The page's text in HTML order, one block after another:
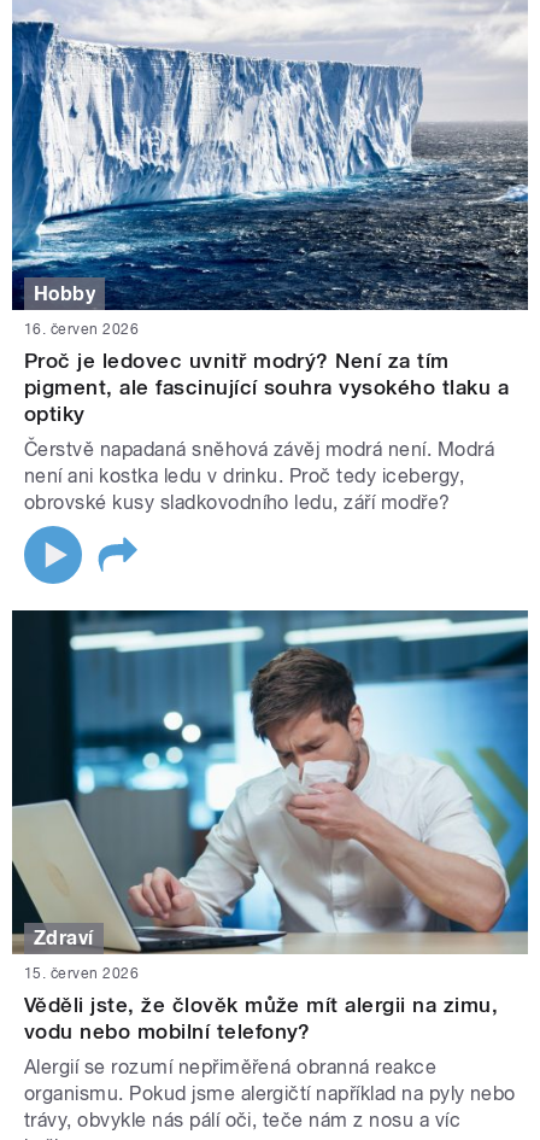
Hobby
16. červen 2026
Proč je ledovec uvnitř modrý? Není za tím
pigment, ale fascinující souhra vysokého tlaku a
optiky
Čerstvě napadaná sněhová závěj modrá není. Modrá
není ani kostka ledu v drinku. Proč tedy icebergy,
obrovské kusy sladkovodního ledu, září modře?
Zdraví
15. červen 2026
Věděli jste, že člověk může mít alergii na zimu,
vodu nebo mobilní telefony?
Alergií se rozumí nepřiměřená obranná reakce
organismu. Pokud jsme alergičtí například na pyly nebo
trávy, obvykle nás pálí oči, teče nám z nosu a víc